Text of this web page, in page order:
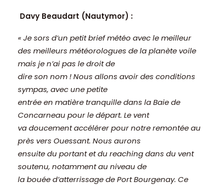
Davy Beaudart (Nautymor) :
« Je sors d’un petit brief météo avec le meilleur
des meilleurs météorologues de la planète voile
mais je n’ai pas le droit de
dire son nom ! Nous allons avoir des conditions
sympas, avec une petite
entrée en matière tranquille dans la Baie de
Concarneau pour le départ. Le vent
va doucement accélérer pour notre remontée au
près vers Ouessant. Nous aurons
ensuite du portant et du reaching dans du vent
soutenu, notamment au niveau de
la bouée d’atterrissage de Port Bourgenay. Ce